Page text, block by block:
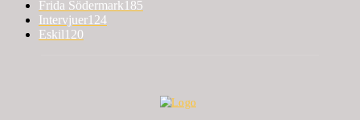
Frida Södermark185
Intervjuer124
Eskil120